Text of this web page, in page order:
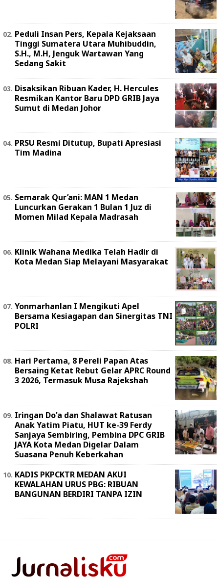
Peduli Insan Pers, Kepala Kejaksaan
Tinggi Sumatera Utara Muhibuddin,
S.H., M.H, Jenguk Wartawan Yang
Sedang Sakit
Disaksikan Ribuan Kader, H. Hercules
Resmikan Kantor Baru DPD GRIB Jaya
Sumut di Medan Johor
PRSU Resmi Ditutup, Bupati Apresiasi
Tim Madina
Semarak Qur’ani: MAN 1 Medan
Luncurkan Gerakan 1 Bulan 1 Juz di
Momen Milad Kepala Madrasah
Klinik Wahana Medika Telah Hadir di
Kota Medan Siap Melayani Masyarakat
Yonmarhanlan I Mengikuti Apel
Bersama Kesiagapan dan Sinergitas TNI
POLRI
Hari Pertama, 8 Pereli Papan Atas
Bersaing Ketat Rebut Gelar APRC Round
3 2026, Termasuk Musa Rajekshah
Iringan Do'a dan Shalawat Ratusan
Anak Yatim Piatu, HUT ke-39 Ferdy
Sanjaya Sembiring, Pembina DPC GRIB
JAYA Kota Medan Digelar Dalam
Suasana Penuh Keberkahan
KADIS PKPCKTR MEDAN AKUI
KEWALAHAN URUS PBG: RIBUAN
BANGUNAN BERDIRI TANPA IZIN